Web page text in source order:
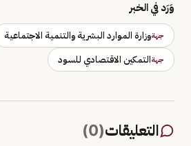
وَرَد في الخبر
جهةوزارة الموارد البشرية والتنمية الاجتماعية
جهةالتمكين الاقتصادي للسود
التعليقات(
0
)